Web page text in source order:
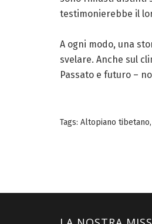
testimonierebbe il
A ogni modo, una
svelare. Anche sul
Passato e futuro –
Tags: Altopiano tibetano,